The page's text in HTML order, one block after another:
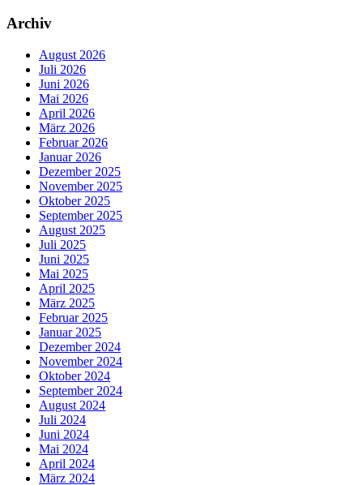
Archiv
August 2026
Juli 2026
Juni 2026
Mai 2026
April 2026
März 2026
Februar 2026
Januar 2026
Dezember 2025
November 2025
Oktober 2025
September 2025
August 2025
Juli 2025
Juni 2025
Mai 2025
April 2025
März 2025
Februar 2025
Januar 2025
Dezember 2024
November 2024
Oktober 2024
September 2024
August 2024
Juli 2024
Juni 2024
Mai 2024
April 2024
März 2024